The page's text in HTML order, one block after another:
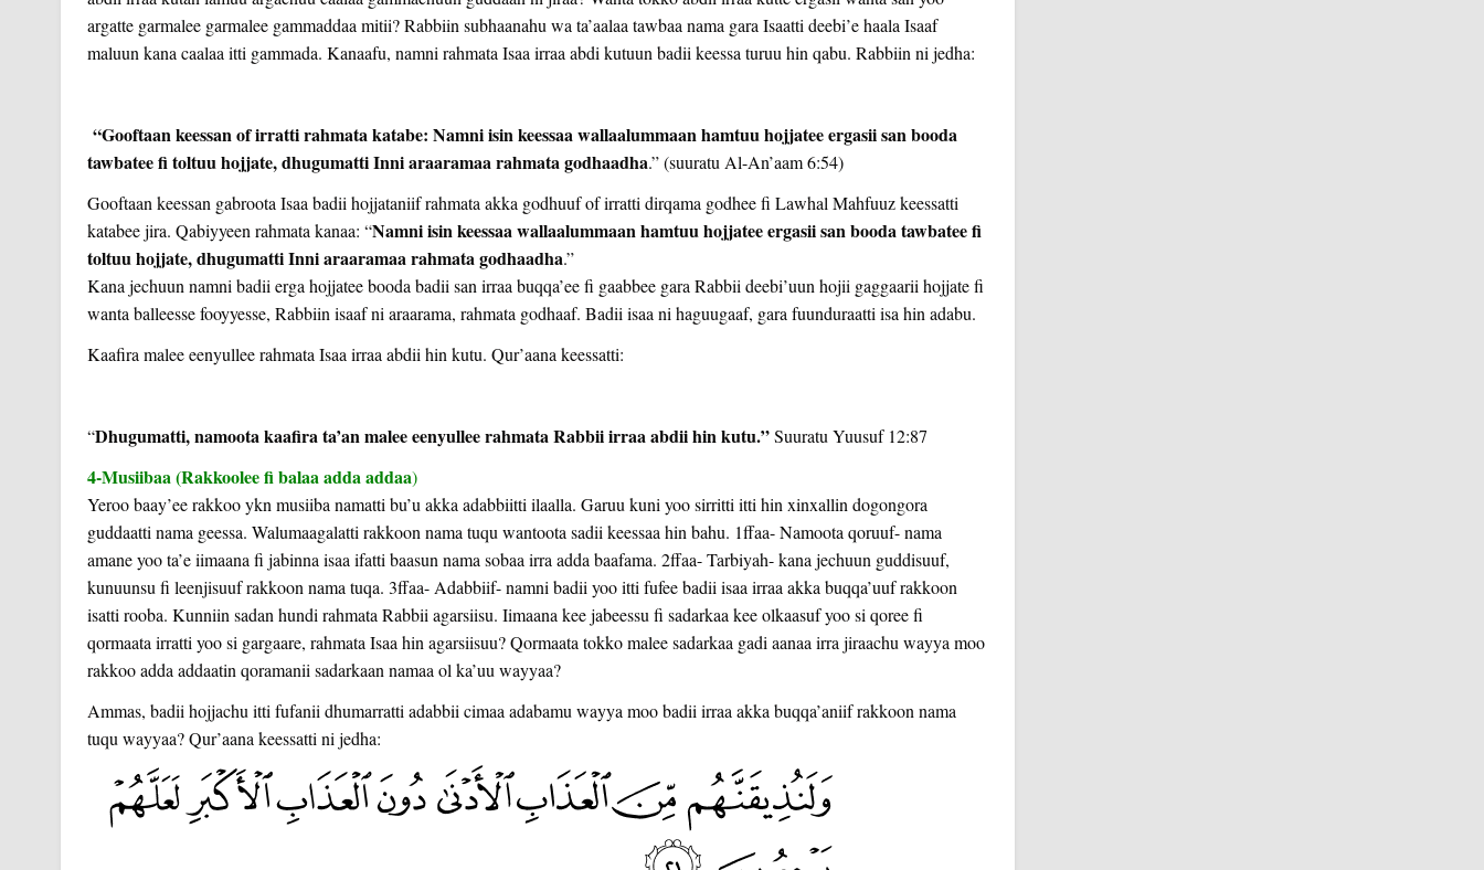
argatte garmalee garmalee gammaddaa mitii? Rabbiin subhaanahu wa ta’aalaa tawbaa nama gara Isaatti deebi’e haala Isaaf
maluun kana caalaa itti gammada. Kanaafu, namni rahmata Isaa irraa abdi kutuun badii keessa turuu hin qabu. Rabbiin ni jedha:
“Gooftaan keessan of irratti rahmata katabe: Namni isin keessaa wallaalummaan hamtuu hojjatee ergasii san booda
tawbatee fi toltuu hojjate, dhugumatti Inni araaramaa rahmata godhaadha.” (suuratu Al-An’aam 6:54)
Gooftaan keessan gabroota Isaa badii hojjataniif rahmata akka godhuuf of irratti dirqama godhee fi Lawhal Mahfuuz keessatti
katabee jira. Qabiyyeen rahmata kanaa: “Namni isin keessaa wallaalummaan hamtuu hojjatee ergasii san booda tawbatee fi
toltuu hojjate, dhugumatti Inni araaramaa rahmata godhaadha.”
Kana jechuun namni badii erga hojjatee booda badii san irraa buqqa’ee fi gaabbee gara Rabbii deebi’uun hojii gaggaarii hojjate fi
wanta balleesse fooyyesse, Rabbiin isaaf ni araarama, rahmata godhaaf. Badii isaa ni haguugaaf, gara fuunduraatti isa hin adabu.
Kaafira malee eenyullee rahmata Isaa irraa abdii hin kutu. Qur’aana keessatti:
“Dhugumatti, namoota kaafira ta’an malee eenyullee rahmata Rabbii irraa abdii hin kutu.”Suuratu Yuusuf 12:87
4-Musiibaa (Rakkoolee fi balaa adda addaa)
Yeroo baay’ee rakkoo ykn musiiba namatti bu’u akka adabbiitti ilaalla. Garuu kuni yoo sirritti itti hin xinxallin dogongora
guddaatti nama geessa. Walumaagalatti rakkoon nama tuqu wantoota sadii keessaa hin bahu. 1ffaa- Namoota qoruuf- nama
amane yoo ta’e iimaana fi jabinna isaa ifatti baasun nama sobaa irra adda baafama. 2ffaa- Tarbiyah- kana jechuun guddisuuf,
kunuunsu fi leenjisuuf rakkoon nama tuqa. 3ffaa- Adabbiif- namni badii yoo itti fufee badii isaa irraa akka buqqa’uuf rakkoon
isatti rooba. Kunniin sadan hundi rahmata Rabbii agarsiisu. Iimaana kee jabeessu fi sadarkaa kee olkaasuf yoo si qoree fi
qormaata irratti yoo si gargaare, rahmata Isaa hin agarsiisuu? Qormaata tokko malee sadarkaa gadi aanaa irra jiraachu wayya moo
rakkoo adda addaatin qoramanii sadarkaan namaa ol ka’uu wayyaa?
Ammas, badii hojjachu itti fufanii dhumarratti adabbii cimaa adabamu wayya moo badii irraa akka buqqa’aniif rakkoon nama
tuqu wayyaa? Qur’aana keessatti ni jedha: